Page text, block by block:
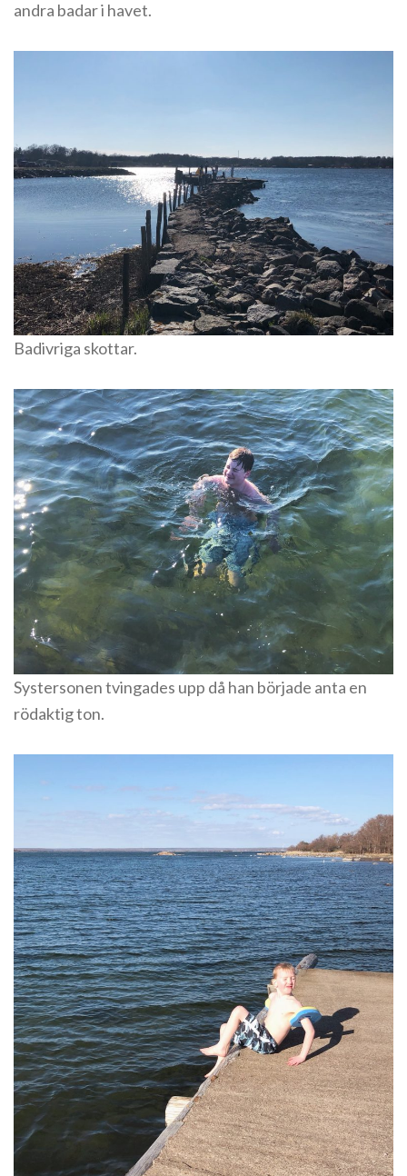
andra badar i havet.
Badivriga skottar.
Systersonen tvingades upp då han började anta en
rödaktig ton.